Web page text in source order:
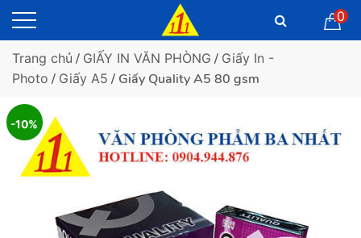
0
Trang chủ / GIẤY IN VĂN PHÒNG / Giấy In -
Photo / Giấy A5 / Giấy Quality A5 80 gsm
-10%